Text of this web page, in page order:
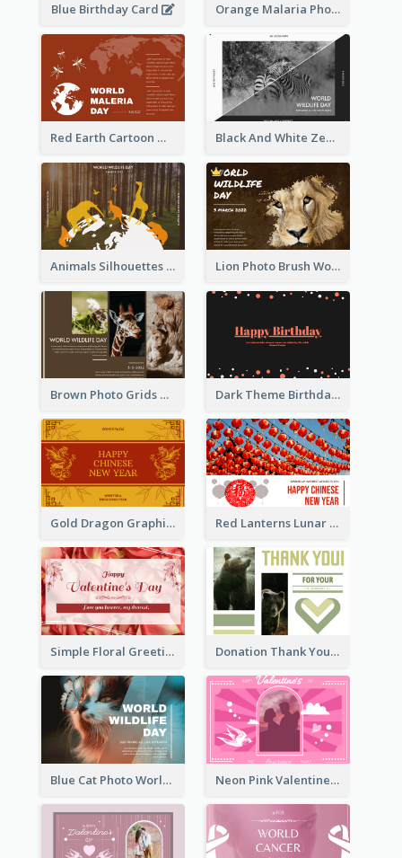
Blue Birthday Card Orange Malaria Photo World Malaria Day Greeting Card
Red Earth Cartoon World Malaria Day Greeting Card Black And White Zebra World Wildlife Day Greeting Card
Animals Silhouettes World Wildlife Day Greeting Card Lion Photo Brush World Wildlife Day Greeting Card
Brown Photo Grids World Wildlife Day Greeting Card Dark Theme Birthday Greeting Card
Gold Dragon Graphic Lunar New Year Greeting Card Red Lanterns Lunar New Year Greeting Card
Simple Floral Greeting Card Of Valentine's Day Donation Thank You Card
Blue Cat Photo World Wildlife Day Greeting Card Neon Pink Valentine Greeting Card Design Ideas